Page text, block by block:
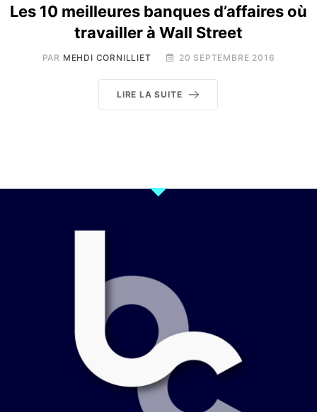
Les 10 meilleures banques d’affaires où
travailler à Wall Street
PAR MEHDI CORNILLIET 20 SEPTEMBRE 2016
LIRE LA SUITE